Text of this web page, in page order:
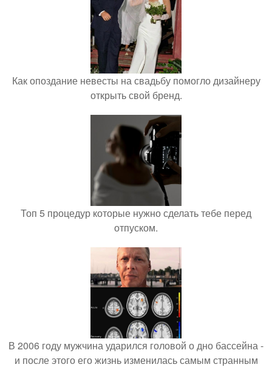
Как опоздание невесты на свадьбу помогло дизайнеру
открыть свой бренд.
Топ 5 процедур которые нужно сделать тебе перед
отпуском.
В 2006 году мужчина ударился головой о дно бассейна -
и после этого его жизнь изменилась самым странным